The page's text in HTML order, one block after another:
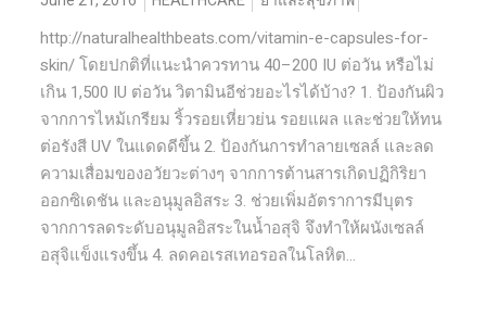
http://naturalhealthbeats.com/vitamin-e-capsules-for-
skin/ โดยปกติที่แนะนำควรทาน 40–200 IU ต่อวัน หรือไม่
เกิน 1,500 IU ต่อวัน วิตามินอีช่วยอะไรได้บ้าง? 1. ป้องกันผิว
จากการไหม้เกรียม ริ้วรอยเหี่ยวย่น รอยแผล และช่วยให้ทน
ต่อรังสี UV ในแดดดีขึ้น 2. ป้องกันการทำลายเซลล์ และลด
ความเสื่อมของอวัยวะต่างๆ จากการต้านสารเกิดปฏิกิริยา
ออกซิเดชัน และอนุมูลอิสระ 3. ช่วยเพิ่มอัตราการมีบุตร
จากการลดระดับอนุมูลอิสระในน้ำอสุจิ จึงทำให้ผนังเซลล์
อสุจิแข็งแรงขึ้น 4. ลดคอเรสเทอรอลในโลหิต...